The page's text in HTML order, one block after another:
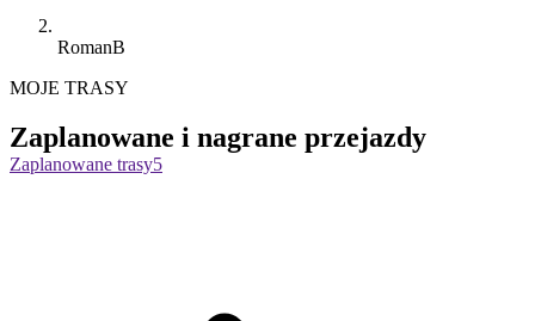
RomanB
MOJE TRASY
Zaplanowane i nagrane przejazdy
Zaplanowane trasy5